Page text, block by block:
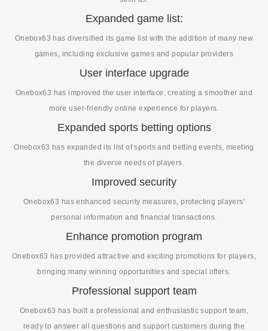
Expanded game list:
Onebox63 has diversified its game list with the addition of many new
games, including exclusive games and popular providers
User interface upgrade
Onebox63 has improved the user interface, creating a smoother and
more user-friendly online experience for players.
Expanded sports betting options
Onebox63 has expanded its list of sports and betting events, meeting
the diverse needs of players.
Improved security
Onebox63 has enhanced security measures, protecting players'
personal information and financial transactions.
Enhance promotion program
Onebox63 has provided attractive and exciting promotions for players,
bringing many winning opportunities and special offers.
Professional support team
Onebox63 has built a professional and enthusiastic support team,
ready to answer all questions and support customers during the